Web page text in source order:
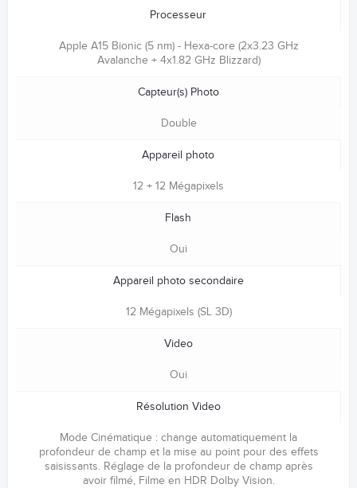
Processeur
Apple A15 Bionic (5 nm) - Hexa-core (2x3.23 GHz
Avalanche + 4x1.82 GHz Blizzard)
Capteur(s) Photo
Double
Appareil photo
12 + 12 Mégapixels
Flash
Oui
Appareil photo secondaire
12 Mégapixels (SL 3D)
Video
Oui
Résolution Video
Mode Cinématique : change automatiquement la
profondeur de champ et la mise au point pour des effets
saisissants. Réglage de la profondeur de champ après
avoir filmé, Filme en HDR Dolby Vision.